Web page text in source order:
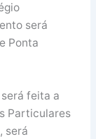
será
Ponta
feita a
Particulares
será